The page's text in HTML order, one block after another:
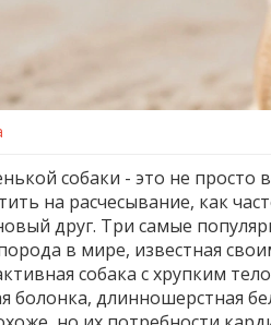
собаки - это не просто
на расчесывание, как
друг. Три самые
в мире, известная
собака с хрупким
болонка, длинношерстная